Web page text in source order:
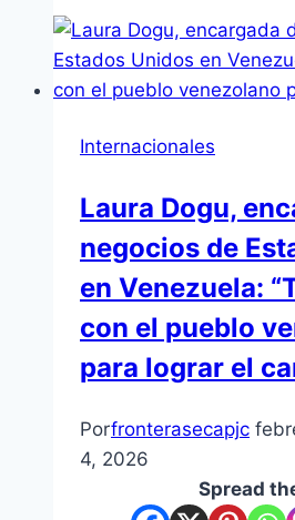
Internacionales
Laura Dogu,
negocios de
en Venezuela:
con el pueblo
para lograr el
Porfronterasecapjc
4, 2026
Spread